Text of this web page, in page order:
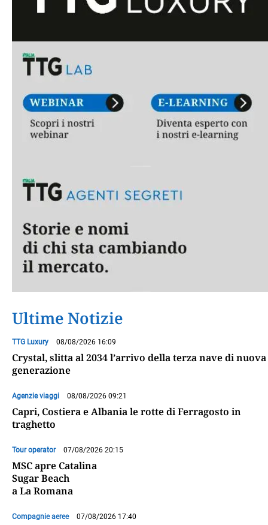
Ultime Notizie
TTG Luxury 08/08/2026 16:09
Crystal, slitta al 2034 l’arrivo della terza nave di nuova
generazione
Agenzie viaggi 08/08/2026 09:21
Capri, Costiera e Albania le rotte di Ferragosto in
traghetto
Tour operator 07/08/2026 20:15
MSC apre Catalina
Sugar Beach
a La Romana
Compagnie aeree 07/08/2026 17:40